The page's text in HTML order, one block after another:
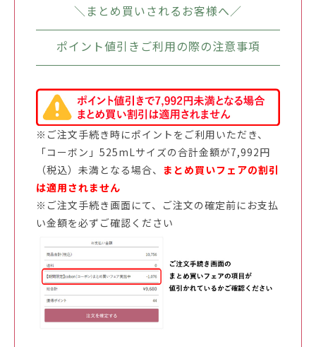
＼まとめ買いされるお客様へ／
ポイント値引きご利用の際の注意事項
※ご注文手続き時にポイントをご利用いただき、
「コーボン」525mLサイズの合計金額が7,992円
（税込）未満となる場合、 まとめ買いフェアの割引
は適用されません
※ご注文手続き画面にて、ご注文の確定前にお支払
い金額を必ずご確認ください